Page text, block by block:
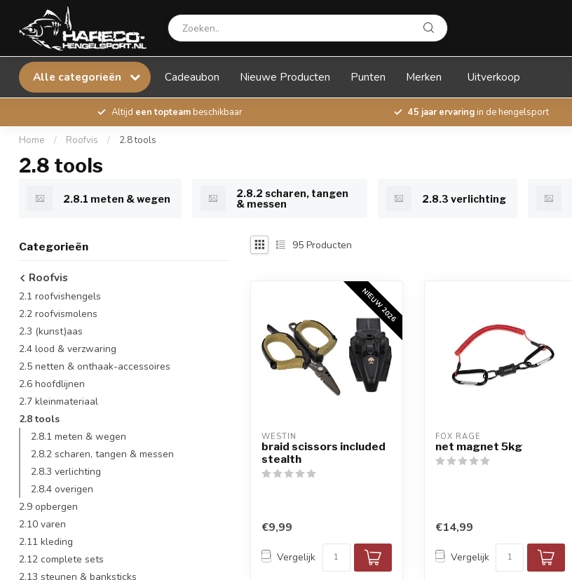
Alle categorieën Cadeaubon Nieuwe Producten Punten Merken Uitverkoop
Altijd een topteambeschikbaar 45 jaar ervaringin de hengelsport
Home / Roofvis / 2.8 tools
2.8 tools
2.8.1 meten & wegen
2.8.2 scharen, tangen
& messen
2.8.3 verlichting
Categorieën
Roofvis
2.1 roofvishengels
2.2 roofvismolens
2.3 (kunst)aas
2.4 lood & verzwaring
2.5 netten & onthaak-accessoires
2.6 hoofdlijnen
2.7 kleinmateriaal
2.8 tools
2.8.1 meten & wegen
2.8.2 scharen, tangen & messen
2.8.3 verlichting
2.8.4 overigen
2.9 opbergen
2.10 varen
2.11 kleding
2.12 complete sets
2.13 steunen & banksticks
95 Producten
NIEUW 2026
WESTIN
braid scissors included
stealth
€9,99
Vergelijk
FOX RAGE
net magnet 5kg
€14,99
Vergelijk